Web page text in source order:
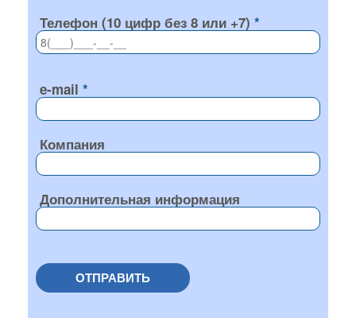
Телефон (10 цифр без 8 или +7)
e-mail
Компания
Дополнительная информация
ОТПРАВИТЬ